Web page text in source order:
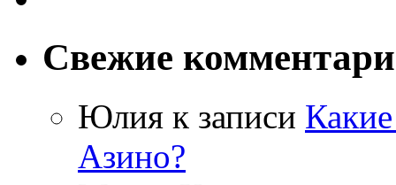
Свежие
Юлия к записи
Азино?